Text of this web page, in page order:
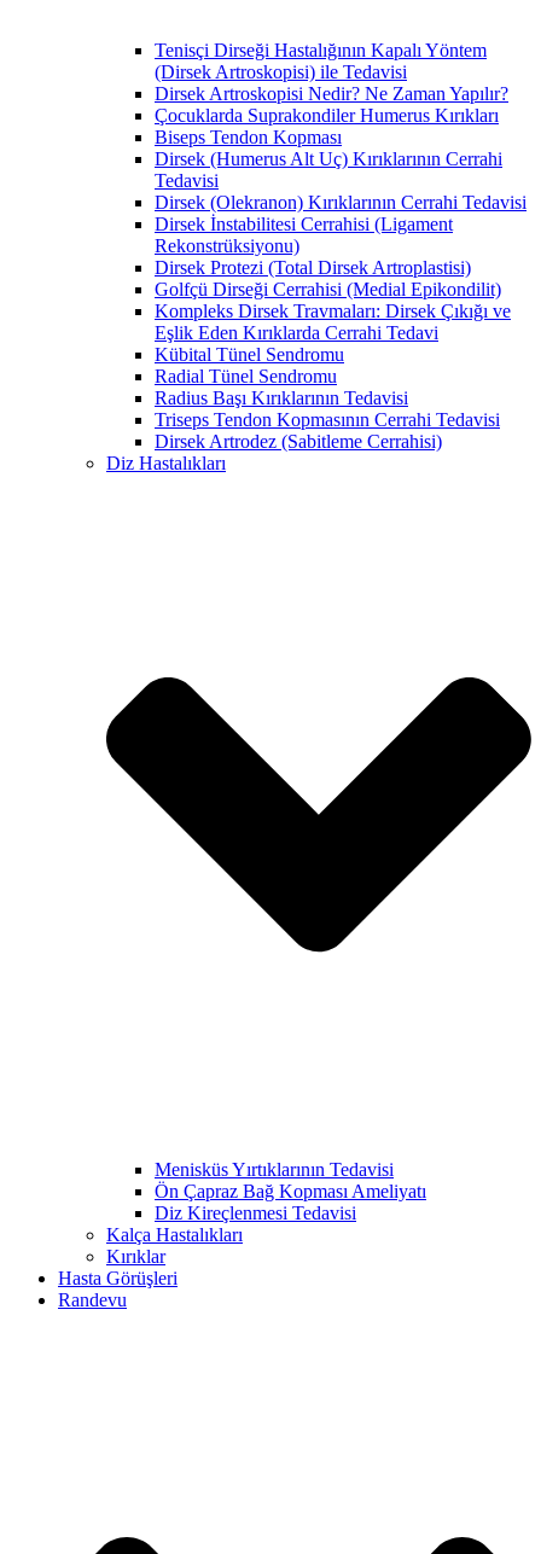
Tenisçi Dirseği Hastalığının Kapalı Yöntem
(Dirsek Artroskopisi) ile Tedavisi
Dirsek Artroskopisi Nedir? Ne Zaman Yapılır?
Çocuklarda Suprakondiler Humerus Kırıkları
Biseps Tendon Kopması
Dirsek (Humerus Alt Uç) Kırıklarının Cerrahi
Tedavisi
Dirsek (Olekranon) Kırıklarının Cerrahi Tedavisi
Dirsek İnstabilitesi Cerrahisi (Ligament
Rekonstrüksiyonu)
Dirsek Protezi (Total Dirsek Artroplastisi)
Golfçü Dirseği Cerrahisi (Medial Epikondilit)
Kompleks Dirsek Travmaları: Dirsek Çıkığı ve
Eşlik Eden Kırıklarda Cerrahi Tedavi
Kübital Tünel Sendromu
Radial Tünel Sendromu
Radius Başı Kırıklarının Tedavisi
Triseps Tendon Kopmasının Cerrahi Tedavisi
Dirsek Artrodez (Sabitleme Cerrahisi)
Diz Hastalıkları
Menisküs Yırtıklarının Tedavisi
Ön Çapraz Bağ Kopması Ameliyatı
Diz Kireçlenmesi Tedavisi
Kalça Hastalıkları
Kırıklar
Hasta Görüşleri
Randevu